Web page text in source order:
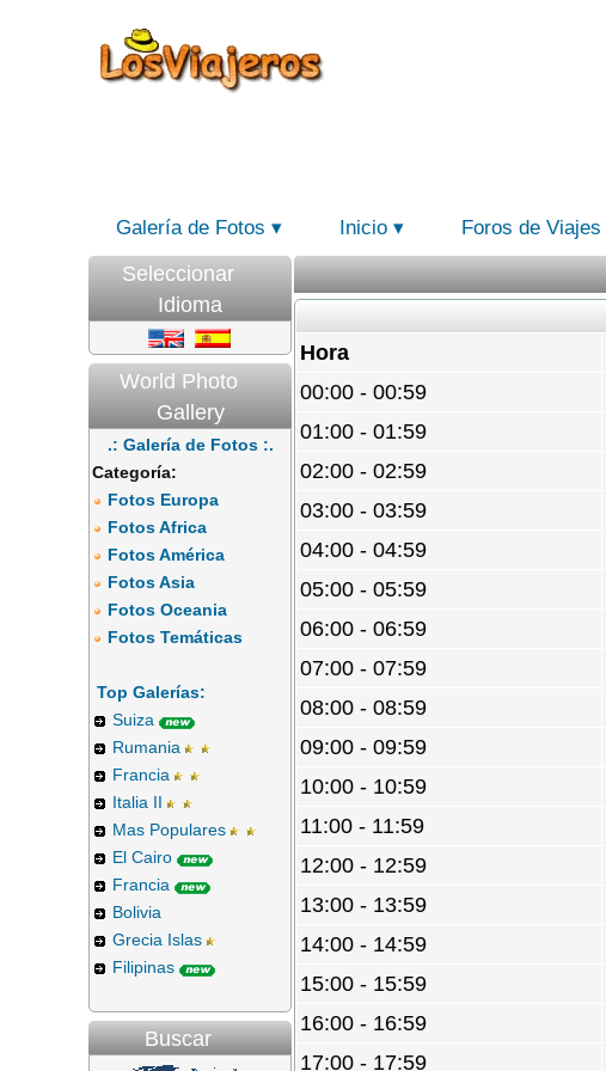
Galería de Fotos Inicio Foros de Viajes
Seleccionar
Idioma
World Photo
Gallery
.: Galería de Fotos :.
Categoría:
Fotos Europa
Fotos Africa
Fotos América
Fotos Asia
Fotos Oceania
Fotos Temáticas
Top Galerías:
Suiza
Rumania
Francia
Italia II
Mas Populares
El Cairo
Francia
Bolivia
Grecia Islas
Filipinas
Buscar
Hora
00:00 - 00:59
01:00 - 01:59
02:00 - 02:59
03:00 - 03:59
04:00 - 04:59
05:00 - 05:59
06:00 - 06:59
07:00 - 07:59
08:00 - 08:59
09:00 - 09:59
10:00 - 10:59
11:00 - 11:59
12:00 - 12:59
13:00 - 13:59
14:00 - 14:59
15:00 - 15:59
16:00 - 16:59
17:00 - 17:59